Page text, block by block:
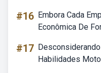
#16 Embora Cada
Econômica De
#17
Habilidades